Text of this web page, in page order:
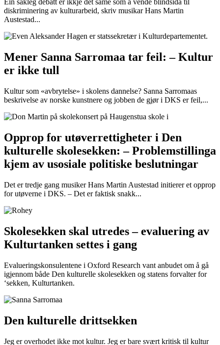
Ein sakleg debatt er ikkje det same som å vende blindsida til
diskriminering av kulturarbeid, skriv musikar Hans Martin
Austestad...
Mener Sanna Sarromaa tar feil: – Kultur
er ikke tull
Kultur som «avbrytelse» i skolens dannelse? Sanna Sarromaas
beskrivelse av norske kunstnere og jobben de gjør i DKS er feil,...
Opprop for utøverrettigheter i Den
kulturelle skolesekken: – Problemstillinga
kjem av usosiale politiske beslutningar
Det er tredje gang musiker Hans Martin Austestad initierer et opprop
for utøverne i DKS. – Det er faktisk snakk...
Skolesekken skal utredes – evaluering av
Kulturtanken settes i gang
Evalueringskonsulentene i Oxford Research vant anbudet om å gå
igjennom både Den kulturelle skolesekken og statens forvalter for
‘sekken, Kulturtanken.
Den kulturelle drittsekken
Jeg er overhodet ikke mot kultur. Jeg er bare svært kritisk til kultur